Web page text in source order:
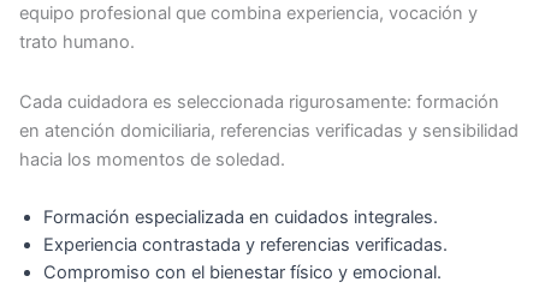
equipo profesional que combina experiencia, vocación y
trato humano.
Cada cuidadora es seleccionada rigurosamente: formación
en atención domiciliaria, referencias verificadas y sensibilidad
hacia los momentos de soledad.
Formación especializada en cuidados integrales.
Experiencia contrastada y referencias verificadas.
Compromiso con el bienestar físico y emocional.